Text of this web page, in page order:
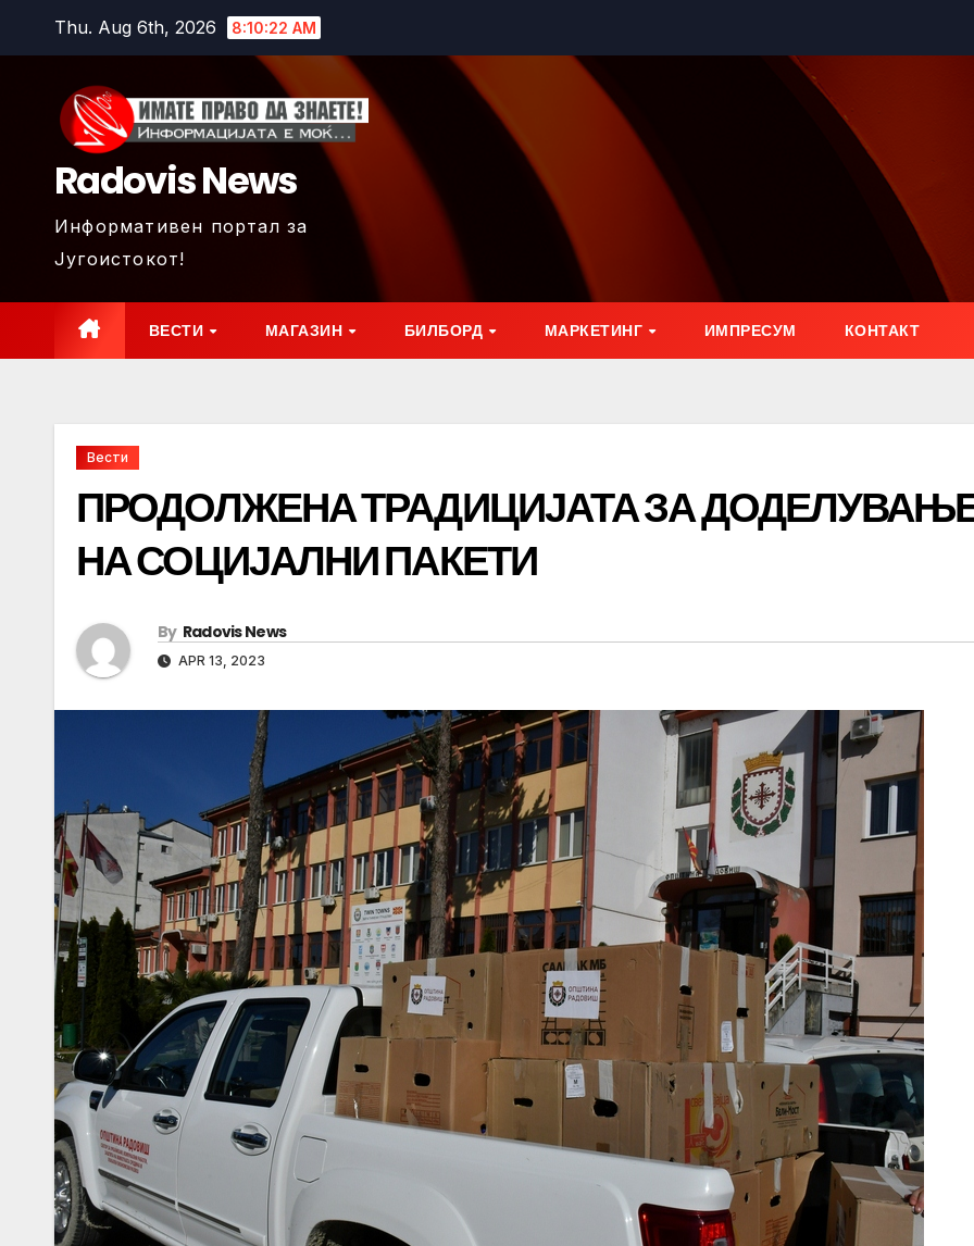
Thu. Aug 6th, 2026 8:10:24 AM
Radovis News
Информативен портал за
Југоистокот!
ВЕСТИ МАГАЗИН БИЛБОРД МАРКЕТИНГ ИМПРЕСУМ КОНТАКТ
Вести
ПРОДОЛЖЕНА ТРАДИЦИЈАТА ЗА
НА СОЦИЈАЛНИ ПАКЕТИ
By Radovis News
APR 13, 2023